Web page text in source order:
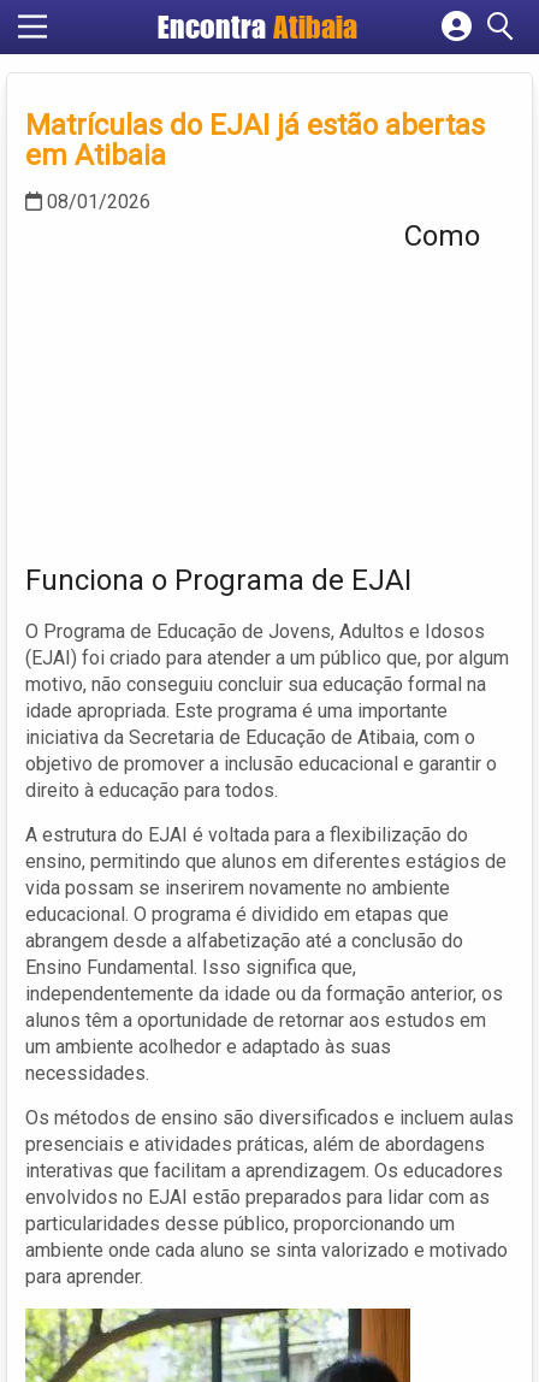
Encontra Atibaia
Cadastrar empresa
Criar conta
Matrículas do EJAI já estão abertas
em Atibaia
08/01/2026
Como
Funciona o Programa de EJAI
O Programa de Educação de Jovens, Adultos e Idosos
(EJAI) foi criado para atender a um público que, por algum
motivo, não conseguiu concluir sua educação formal na
idade apropriada. Este programa é uma importante
iniciativa da Secretaria de Educação de Atibaia, com o
objetivo de promover a inclusão educacional e garantir o
direito à educação para todos.
A estrutura do EJAI é voltada para a flexibilização do
ensino, permitindo que alunos em diferentes estágios de
vida possam se inserirem novamente no ambiente
educacional. O programa é dividido em etapas que
abrangem desde a alfabetização até a conclusão do
Ensino Fundamental. Isso significa que,
independentemente da idade ou da formação anterior, os
alunos têm a oportunidade de retornar aos estudos em
um ambiente acolhedor e adaptado às suas
necessidades.
Os métodos de ensino são diversificados e incluem aulas
presenciais e atividades práticas, além de abordagens
interativas que facilitam a aprendizagem. Os educadores
envolvidos no EJAI estão preparados para lidar com as
particularidades desse público, proporcionando um
ambiente onde cada aluno se sinta valorizado e motivado
para aprender.